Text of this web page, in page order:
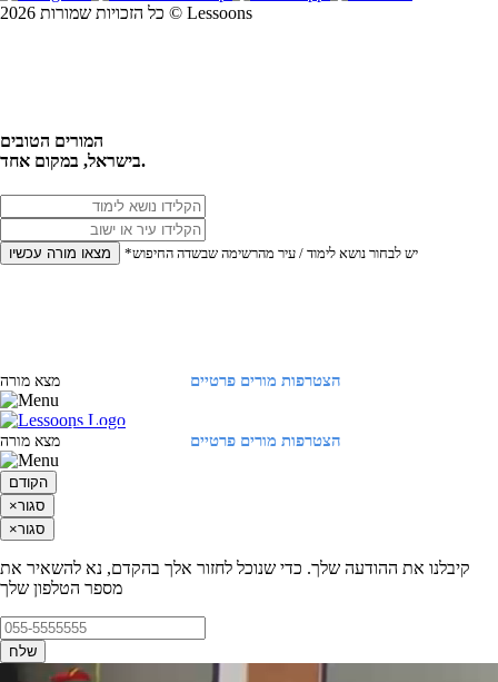
כל הזכויות שמורות 2026 © Lessoons
המורים הטובים
בישראל, במקום אחד.
מצאו מורה עכשיו *יש לבחור נושא לימוד / עיר מהרשימה שבשדה החיפוש
הצטרפות מורים פרטיים מצא מורה
הצטרפות מורים פרטיים מצא מורה
הקודם
×סגור
×סגור
קיבלנו את ההודעה שלך. כדי שנוכל לחזור אלך בהקדם, נא להשאיר את
מספר הטלפון שלך
שלח